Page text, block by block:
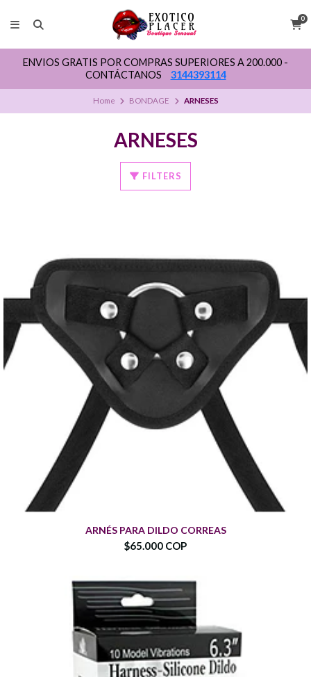
0
ENVIOS GRATIS POR COMPRAS SUPERIORES A 200.000 -
CONTÁCTANOS
3144393114
Home BONDAGE ARNESES
ARNESES
FILTERS
ARNÉS PARA DILDO CORREAS
$65.000 COP